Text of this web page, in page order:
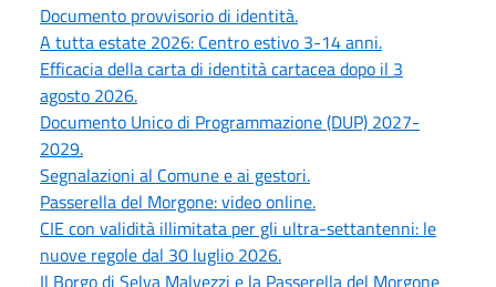
Documento provvisorio di identità.
A tutta estate 2026: Centro estivo 3-14 anni.
Efficacia della carta di identità cartacea dopo il 3
agosto 2026.
Documento Unico di Programmazione (DUP) 2027-
2029.
Segnalazioni al Comune e ai gestori.
Passerella del Morgone: video online.
CIE con validità illimitata per gli ultra-settantenni: le
nuove regole dal 30 luglio 2026.
Il Borgo di Selva Malvezzi e la Passerella del Morgone